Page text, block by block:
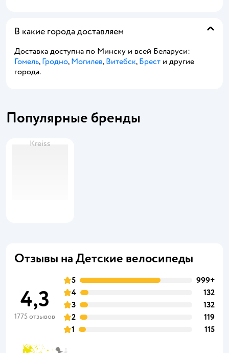
В какие города доставляем
Доставка доступна по Минску и всей Беларуси:
Гомель, Гродно, Могилев, Витебск, Брест и другие
города.
Популярные бренды
Kreiss
Отзывы на Детские велосипеды
4,3
1775 отзывов
5
999+
4
132
3
132
2
119
1
115